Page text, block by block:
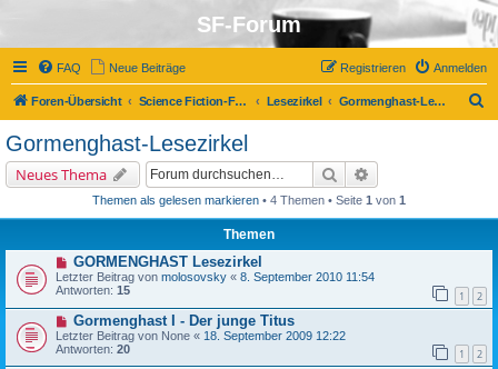
SF-Forum
FAQ Neue Beiträge Anmelden
Registrieren
Foren-Übersicht Science Fiction-Forum Lesezirkel Gormenghast-Lesezirkel
Gormenghast-Lesezirkel
Neues Thema Suche
Themen als gelesen markieren • 4 Themen • Seite 1 von 1
Themen
GORMENGHAST Lesezirkel
Letzter Beitrag von molosovsky « 8. September 2010 11:54
Antworten: 15 1 2
Gormenghast I - Der junge Titus
Letzter Beitrag von None « 18. September 2009 12:22
Antworten: 20 1 2